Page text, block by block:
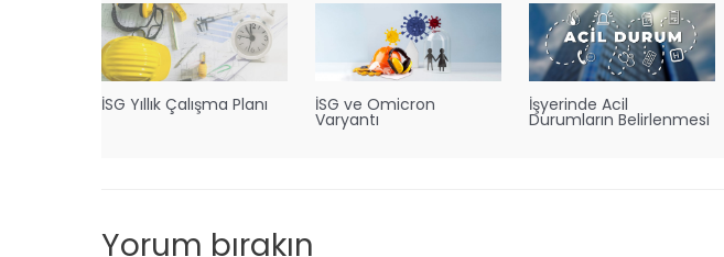
İSG Yıllık Çalışma Planı İSG ve Omicron
Varyantı
İşyerinde Acil
Durumların Belirlenmesi
Yorum bırakın